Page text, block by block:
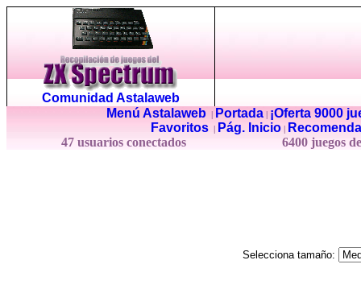
Comunidad Astalaweb
Menú Astalaweb| Portada|
¡Oferta 9000
Favoritos
Pág. Inicio
47 usuarios conectados
6400 juegos
Selecciona tamaño: